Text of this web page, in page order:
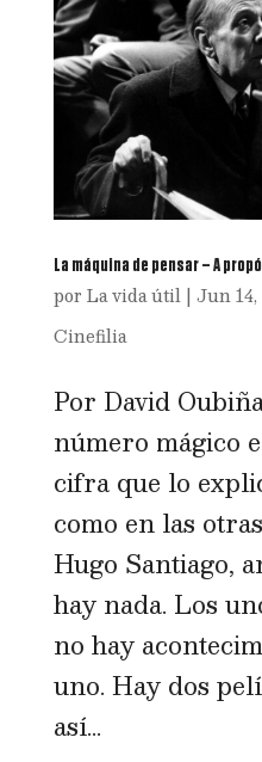
La máquina de pensar – A
por La vida útil| Jun 14,
Cinefilia
Por David
número mágico
cifra que lo
como en las
Hugo Santiago,
hay nada. Los
no hay
uno. Hay dos
así...